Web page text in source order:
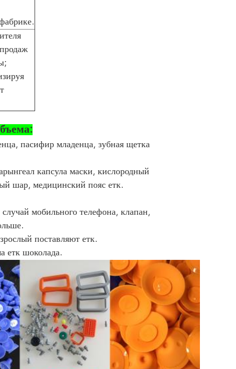
пасифир младенца, зубная щетка
капсула маски, кислородный
шар, медицинский пояс етк.
мобильного телефона, клапан,
поставляют етк.
етк шоколада.